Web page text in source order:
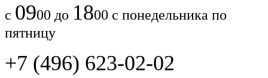
с 0900 до 1800 с понедельника по
пятницу
+7 (496) 623-02-02